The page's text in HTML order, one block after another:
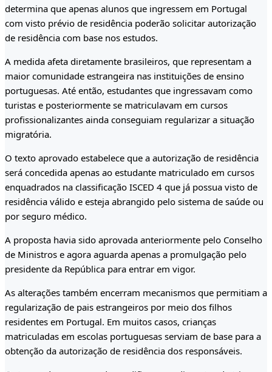
determina que apenas alunos que ingressem em Portugal
com visto prévio de residência poderão solicitar autorização
de residência com base nos estudos.
A medida afeta diretamente brasileiros, que representam a
maior comunidade estrangeira nas instituições de ensino
portuguesas. Até então, estudantes que ingressavam como
turistas e posteriormente se matriculavam em cursos
profissionalizantes ainda conseguiam regularizar a situação
migratória.
O texto aprovado estabelece que a autorização de residência
será concedida apenas ao estudante matriculado em cursos
enquadrados na classificação ISCED 4 que já possua visto de
residência válido e esteja abrangido pelo sistema de saúde ou
por seguro médico.
A proposta havia sido aprovada anteriormente pelo Conselho
de Ministros e agora aguarda apenas a promulgação pelo
presidente da República para entrar em vigor.
As alterações também encerram mecanismos que permitiam a
regularização de pais estrangeiros por meio dos filhos
residentes em Portugal. Em muitos casos, crianças
matriculadas em escolas portuguesas serviam de base para a
obtenção da autorização de residência dos responsáveis.